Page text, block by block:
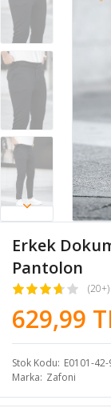
Erkek
Pantolon
(20+)
629,99
Stok Kodu E0101-42-
Marka Zafoni